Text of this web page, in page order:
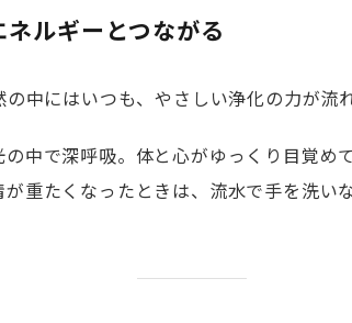
ルギーとつながる
中にはいつも、やさしい浄化の力が流れ
の中で深呼吸。体と心がゆっくり目覚め
が重たくなったときは、流水で手を洗い